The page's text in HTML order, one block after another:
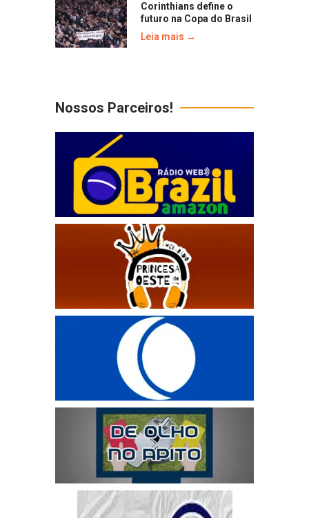
Corinthians define o
futuro na Copa do Brasil
Leia mais →
Nossos Parceiros!